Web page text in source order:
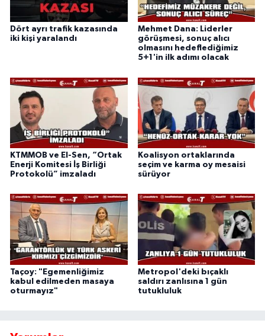
Dört ayrı trafik kazasında
iki kişi yaralandı
Mehmet Dana: Liderler
görüşmesi, sonuç alıcı
olmasını hedeflediğimiz
5+1'in ilk adımı olacak
KTMMOB ve El-Sen, “Ortak
Enerji Komitesi İş Birliği
Protokolü” imzaladı
Koalisyon ortaklarında
seçim ve karma oy mesaisi
sürüyor
Taçoy: "Egemenliğimiz
kabul edilmeden masaya
oturmayız"
Metropol'deki bıçaklı
saldırı zanlısına 1 gün
tutukluluk